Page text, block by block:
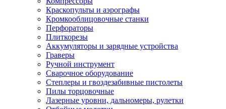
Краскопульты и аэрографы
Кромкооблицовочные станки
Перфораторы
Плиткорезы
Аккумуляторы и зарядные устройства
Граверы
Ручной инструмент
Сварочное оборудование
Степлеры и гвоздезабивные пистолеты
Пилы торцовочные
Лазерные уровни, дальномеры, рулетки